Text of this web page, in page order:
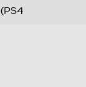
(PS4